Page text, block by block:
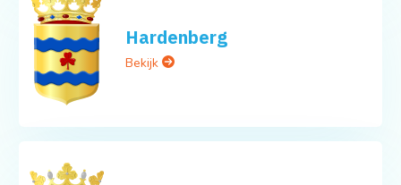
Hardenberg
Bekijk